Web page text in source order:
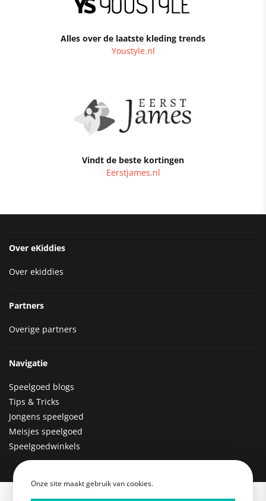
Onze site maakt gebruik van cookies.
Alles over de laatste kleding trends
Youstyle.nl
Vindt de beste kortingen
Eerstjames.nl
Over eKiddies
Over ekiddies
Partners
Overige partners
Navigatie
Speelgoed blogs
Tips & Tricks
Jongens speelgoed
Meisjes speelgoed
Speelgoedwinkels